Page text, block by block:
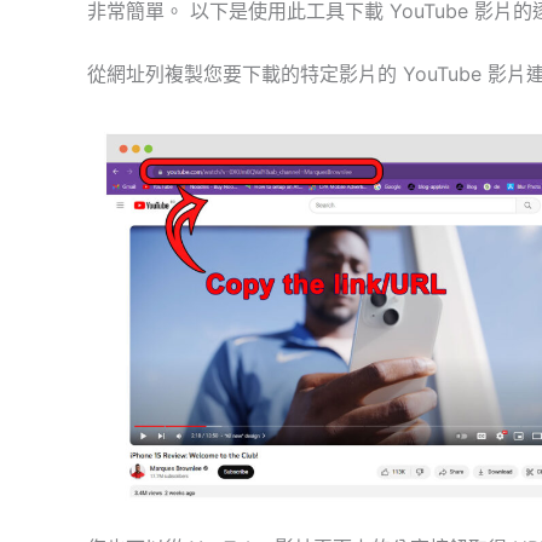
非常簡單。 以下是使用此工具下載 YouTube 影片的
從網址列複製您要下載的特定影片的 YouTube 影片